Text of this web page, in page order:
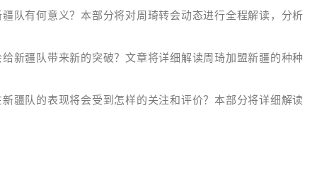
队有何意义？本部分将对周琦转会动态进行全程解读，分析
新疆队带来新的突破？文章将详细解读周琦加盟新疆的种种
疆队的表现将会受到怎样的关注和评价？本部分将详细解读